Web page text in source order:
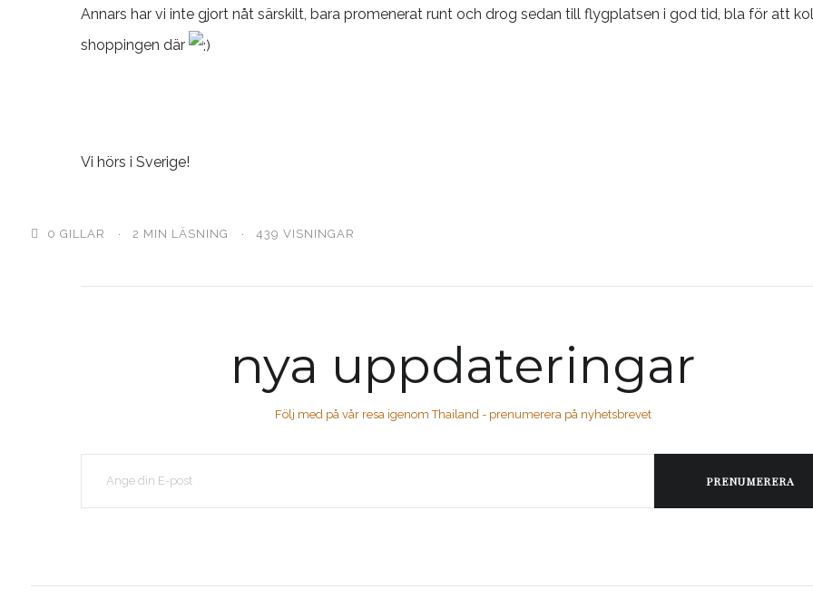
Annars har vi inte gjort nåt särskilt, bara promenerat runt och drog sedan till flygplatsen i god tid, bla för att
shoppingen där
Vi hörs i Sverige!
0 GILLAR 2 MIN LÄSNING 439 VISNINGAR
nya uppdateringar
Följ med på vår resa igenom Thailand - prenumerera på nyhetsbrevet
PRENUMERERA